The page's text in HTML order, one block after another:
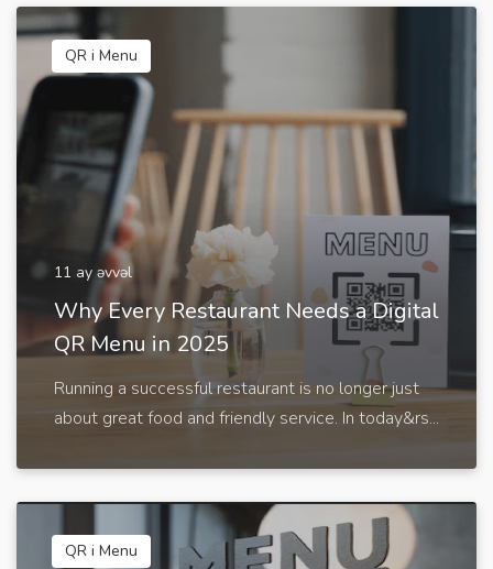
QR i Menu
11 ay əvvəl
Why Every Restaurant Needs a Digital
QR Menu in 2025
Running a successful restaurant is no longer just
about great food and friendly service. In today&rs...
QR i Menu